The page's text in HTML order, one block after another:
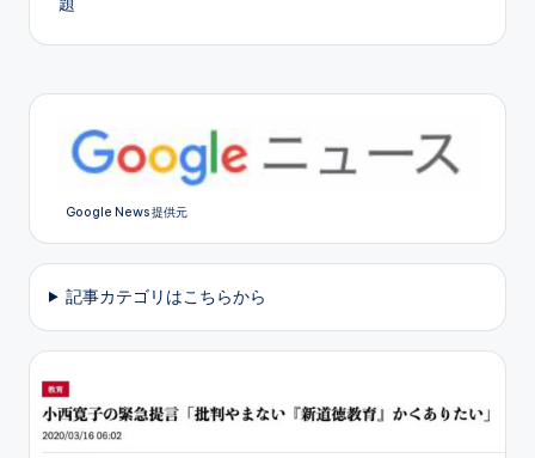
Google News 提供元
記事カテゴリはこちらから